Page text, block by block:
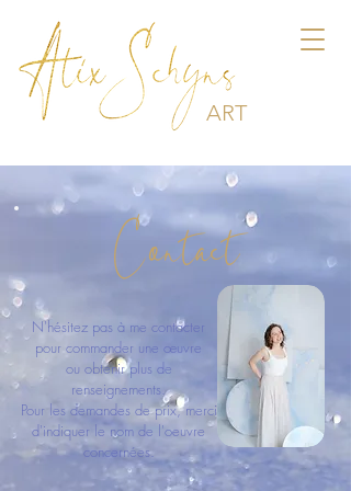
ART
Contact
N'hésitez pas à me contacter
pour commander une œuvre
ou obtenir plus de
renseignements.
Pour les demandes de prix, merci
d'indiquer le nom de l'oeuvre
concernées.